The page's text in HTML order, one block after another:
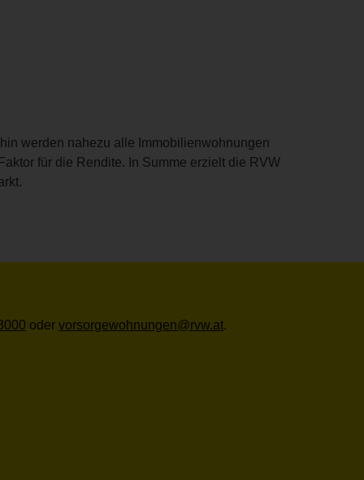
werden nahezu alle Immobilienwohnungen
für die Rendite. In Summe erzielt die RVW
oder vorsorgewohnungen@rvw.at.